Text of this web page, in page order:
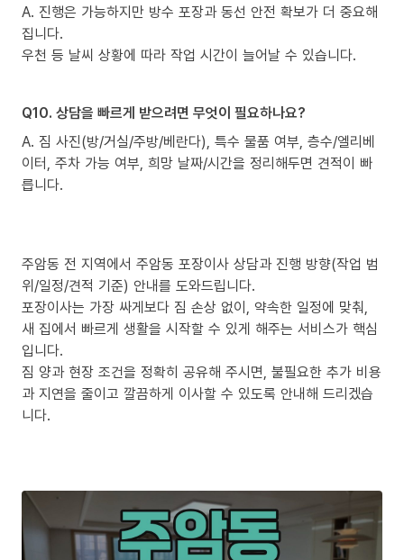
A. 진행은 가능하지만 방수 포장과 동선 안전 확보가 더 중요해
집니다.
우천 등 날씨 상황에 따라 작업 시간이 늘어날 수 있습니다.
Q10. 상담을 빠르게 받으려면 무엇이 필요하나요?
A. 짐 사진(방/거실/주방/베란다), 특수 물품 여부, 층수/엘리베
이터, 주차 가능 여부, 희망 날짜/시간을 정리해두면 견적이 빠
릅니다.
주암동 전 지역에서 주암동 포장이사 상담과 진행 방향(작업 범
위/일정/견적 기준) 안내를 도와드립니다.
포장이사는 가장 싸게보다 짐 손상 없이, 약속한 일정에 맞춰,
새 집에서 빠르게 생활을 시작할 수 있게 해주는 서비스가 핵심
입니다.
짐 양과 현장 조건을 정확히 공유해 주시면, 불필요한 추가 비용
과 지연을 줄이고 깔끔하게 이사할 수 있도록 안내해 드리겠습
니다.